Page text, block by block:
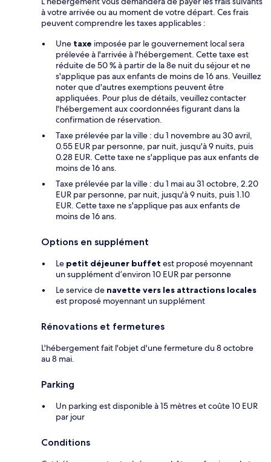
à votre arrivée ou au moment de votre départ. Ces frais
peuvent comprendre les taxes applicables :
Une taxe imposée par le gouvernement local sera
prélevée à l'arrivée à l'hébergement. Cette taxe est
réduite de 50 % à partir de la 8e nuit du séjour et ne
s'applique pas aux enfants de moins de 16 ans. Veuillez
noter que d'autres exemptions peuvent être
appliquées. Pour plus de détails, veuillez contacter
l'hébergement aux coordonnées figurant dans la
confirmation de réservation.
Taxe prélevée par la ville : du 1 novembre au 30 avril,
0.55 EUR par personne, par nuit, jusqu'à 9 nuits, puis
0.28 EUR. Cette taxe ne s'applique pas aux enfants de
moins de 16 ans.
Taxe prélevée par la ville : du 1 mai au 31 octobre, 2.20
EUR par personne, par nuit, jusqu'à 9 nuits, puis 1.10
EUR. Cette taxe ne s'applique pas aux enfants de
moins de 16 ans.
Options en supplément
Le petit déjeuner buffet est proposé moyennant
un supplément d’environ 10 EUR par personne
Le service de navette vers les attractions locales
est proposé moyennant un supplément
Rénovations et fermetures
L'hébergement fait l'objet d'une fermeture du 8 octobre
au 8 mai.
Parking
Un parking est disponible à 15 mètres et coûte 10 EUR
par jour
Conditions